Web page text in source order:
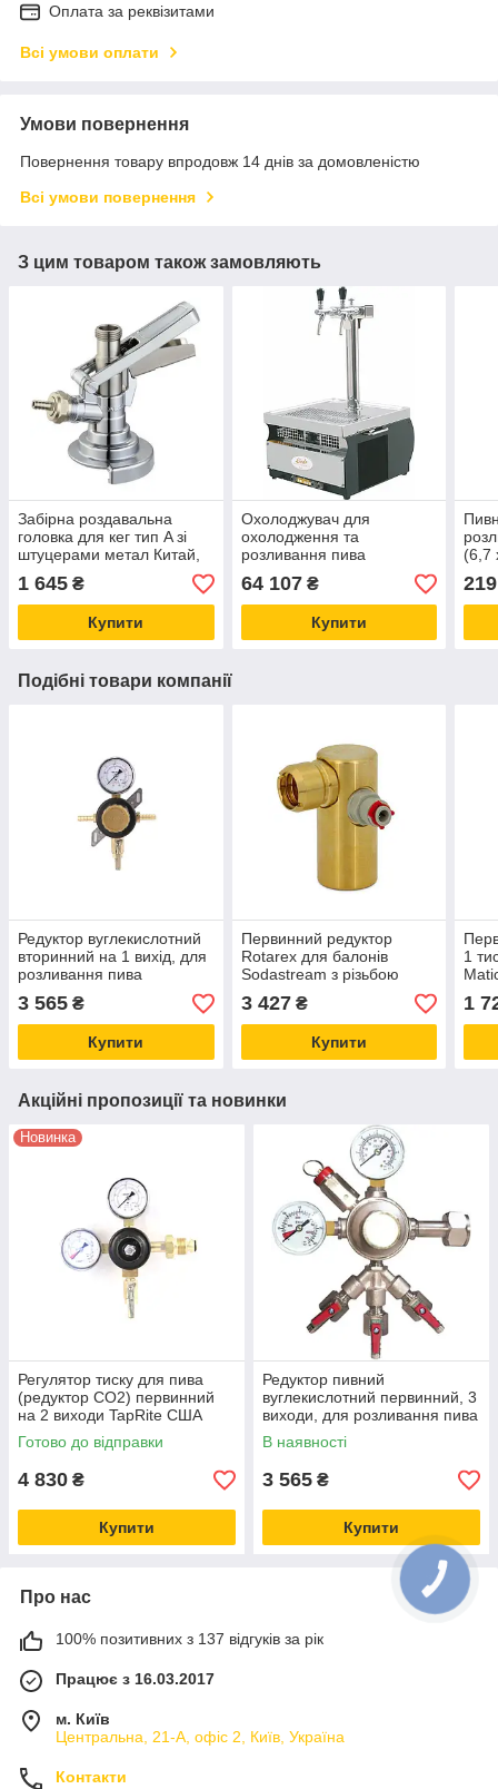
Оплата за реквізитами
Всі умови оплати
Умови повернення
Повернення товару впродовж 14 днів за домовленістю
Всі умови повернення
З цим товаром також замовляють
Забірна роздавальна
головка для кег тип A зі
штуцерами метал Китай,
для розливання газованих
напоїв
1 645 ₴
Купити
Охолоджувач для
охолодження та
розливання пива
надстійкий сухий Kontakt-
55 (55 л/год) колона + 2
крани Lindr Чехія
64 107₴
Купити
(6,7
10м.
219
Подібні товари компанії
Редуктор вуглекислотний
вторинний на 1 вихід, для
розливання пива
TAPRITE, США — пивний
редуктор
3 565 ₴
Купити
Первинний редуктор
Rotarex для балонів
Sodastream з різьбою
3 427₴
Купити
1
1
Акційні пропозиції та новинки
Новинка
Регулятор тиску для пива
(редуктор СО2) первинний
на 2 виходи TapRite США
Готово до відправки
4 830 ₴
Купити
Редуктор пивний
вуглекислотний первинний, 3
виходи, для розливання пива
Micro Matic, Данія
В наявності
3 565 ₴
Купити
Про нас
100% позитивних з 137 відгуків за рік
Працює з 16.03.2017
м. Київ
Центральна, 21-А, офіс 2, Київ, Україна
Контакти